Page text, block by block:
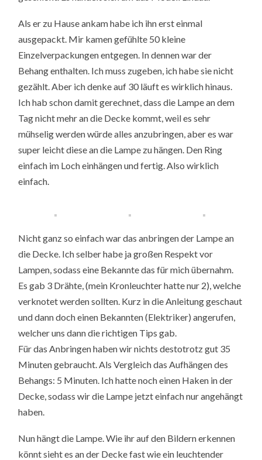
Als er zu Hause ankam habe ich ihn erst einmal
ausgepackt. Mir kamen gefühlte 50 kleine
Einzelverpackungen entgegen. In dennen war der
Behang enthalten. Ich muss zugeben, ich habe sie nicht
gezählt. Aber ich denke auf 30 läuft es wirklich hinaus.
Ich hab schon damit gerechnet, dass die Lampe an dem
Tag nicht mehr an die Decke kommt, weil es sehr
mühselig werden würde alles anzubringen, aber es war
super leicht diese an die Lampe zu hängen. Den Ring
einfach im Loch einhängen und fertig. Also wirklich
einfach.
Nicht ganz so einfach war das anbringen der Lampe an
die Decke. Ich selber habe ja großen Respekt vor
Lampen, sodass eine Bekannte das für mich übernahm.
Es gab 3 Drähte, (mein Kronleuchter hatte nur 2), welche
verknotet werden sollten. Kurz in die Anleitung geschaut
und dann doch einen Bekannten (Elektriker) angerufen,
welcher uns dann die richtigen Tips gab.
Für das Anbringen haben wir nichts destotrotz gut 35
Minuten gebraucht. Als Vergleich das Aufhängen des
Behangs: 5 Minuten. Ich hatte noch einen Haken in der
Decke, sodass wir die Lampe jetzt einfach nur angehängt
haben.
Nun hängt die Lampe. Wie ihr auf den Bildern erkennen
könnt sieht es an der Decke fast wie ein leuchtender